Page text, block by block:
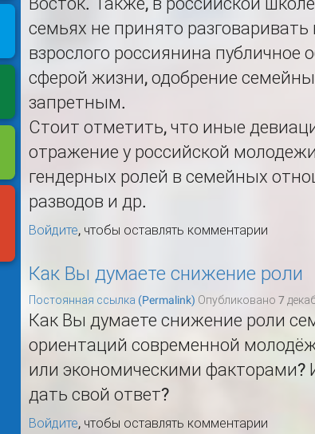
семьях не принято
взрослого россиянина
сферой жизни, одобрение
запретным.
Стоит отметить, что иные
отражение у российской
гендерных ролей в семейных
разводов и др.
Войдите, чтобы оставлять комментарии
Как Вы думаете снижение роли
Постоянная ссылка (Permalink) Опубликовано 7
Как Вы думаете снижение роли
ориентаций современной
или экономическими факторами?
дать свой ответ?
Войдите, чтобы оставлять комментарии